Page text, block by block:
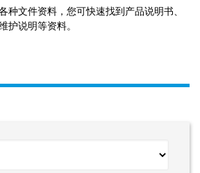
种文件资料，您可快速找到产品说明书、
护说明等资料。